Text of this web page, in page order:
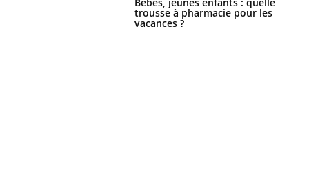
trousse à pharmacie pour les
vacances ?